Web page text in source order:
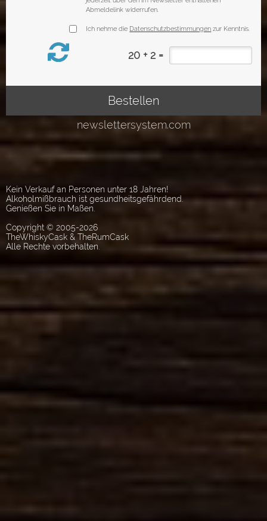
Kein Verkauf an Personen unter 18 Jahren!
Alkoholmißbrauch ist gesundheitsgefährdend.
Genießen Sie in Maßen.
Copyright © 2005-2026
TheWhiskyCask & TheRumCask
Alle Rechte vorbehalten.